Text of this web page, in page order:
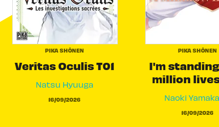
PIKA SHÔNEN
Veritas Oculis T01
Natsu Hyuuga
16/09/2026
PIKA SHÔNEN
I'm
million
Naoki
16/09/2026